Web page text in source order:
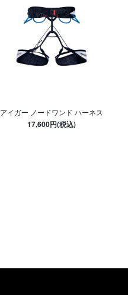
アイガー ノードワンド ハーネス
17,600円(税込)